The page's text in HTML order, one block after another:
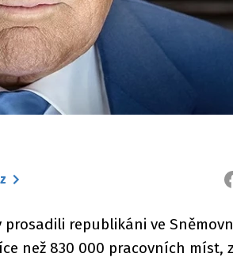
republikáni ve
než 830 000 pracovních míst,